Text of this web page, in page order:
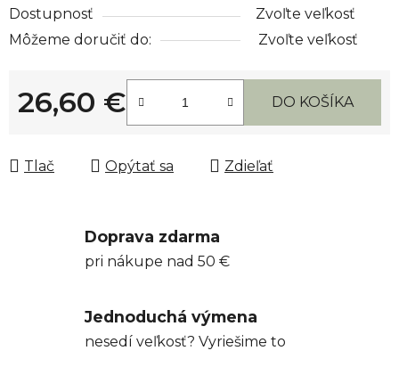
Dostupnosť
Zvoľte veľkosť
Môžeme doručiť do:
Zvoľte veľkosť
26,60 €
Jednotková cena:
DO KOŠÍKA
Tlač Opýtať sa Zdieľať
Doprava zdarma
pri nákupe nad 50 €
Jednoduchá výmena
nesedí veľkosť? Vyriešime to